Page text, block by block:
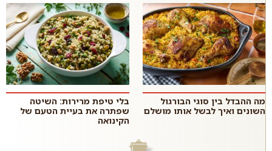
מה ההבדל בין סוגי הבורגול
השונים ואיך לבשל אותו מושלם
בלי טיפת מרירות: השיטה
שפתרה את בעיית הטעם של
הקינואה